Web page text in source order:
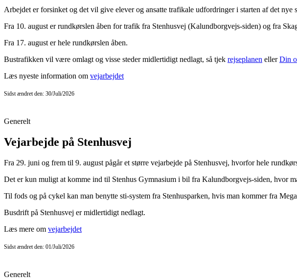
Arbejdet er forsinket og det vil give elever og ansatte trafikale udfordringer i starten af det nye
Fra 10. august er rundkørslen åben for trafik fra Stenhusvej (Kalundborgvejs-siden) og fra
Fra 17. august er hele rundkørslen åben.
Bustrafikken vil være omlagt og visse steder midlertidigt nedlagt, så tjek rejseplanen ellerDin
Læs nyeste information om vejarbejdet
Sidst ændret den: 30/Juli/2026
Generelt
Vejarbejde på Stenhusvej
Fra 29. juni og frem til 9. august pågår et større vejarbejde på Stenhusvej, hvorfor hele
Det er kun muligt at komme ind til Stenhus Gymnasium i bil fra Kalundborgvejs-siden, hvor
Til fods og på cykel kan man benytte sti-system fra Stenhusparken, hvis man kommer fra
Busdrift på Stenhusvej er midlertidigt nedlagt.
Læs mere om vejarbejdet
Sidst ændret den: 01/Juli/2026
Generelt